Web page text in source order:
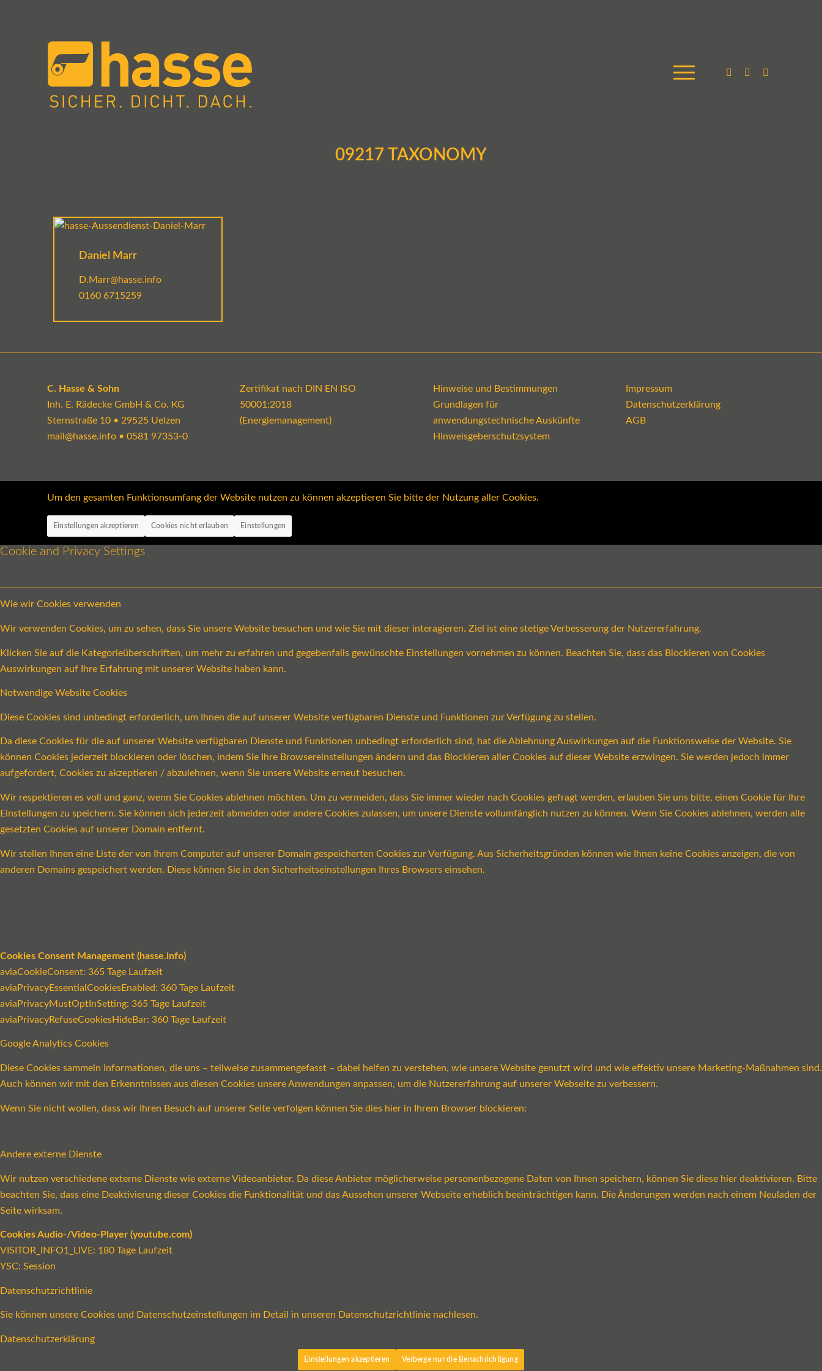
09217 TAXONOMY
Daniel Marr
D.Marr@hasse.info
0160 6715259
C. Hasse & Sohn
Inh. E. Rädecke GmbH & Co. KG
Sternstraße 10 • 29525 Uelzen
mail@hasse.info• 0581 97353-0
Zertifikat nach DIN EN ISO
50001:2018
(Energiemanagement)
Hinweise und Bestimmungen
Grundlagen für
anwendungstechnische Auskünfte
Hinweisgeberschutzsystem
Impressum
Datenschutzerklärung
AGB
Um den gesamten Funktionsumfang der Website nutzen zu können akzeptieren Sie bitte der Nutzung aller Cookies.
Einstellungen akzeptieren Cookies nicht erlauben Einstellungen
Cookie and Privacy Settings
Wie wir Cookies verwenden
Wir verwenden Cookies, um zu sehen, dass Sie unsere Website besuchen und wie Sie mit dieser interagieren. Ziel ist eine stetige Verbesserung der Nutzererfahrung.
Klicken Sie auf die Kategorieüberschriften, um mehr zu erfahren und gegebenfalls gewünschte Einstellungen vornehmen zu können. Beachten Sie, dass das Blockieren von Cookies
Auswirkungen auf Ihre Erfahrung mit unserer Website haben kann.
Notwendige Website Cookies
Diese Cookies sind unbedingt erforderlich, um Ihnen die auf unserer Website verfügbaren Dienste und Funktionen zur Verfügung zu stellen.
Da diese Cookies für die auf unserer Website verfügbaren Dienste und Funktionen unbedingt erforderlich sind, hat die Ablehnung Auswirkungen auf die Funktionsweise der Website. Sie
können Cookies jederzeit blockieren oder löschen, indem Sie Ihre Browsereinstellungen ändern und das Blockieren aller Cookies auf dieser Website erzwingen. Sie werden jedoch immer
aufgefordert, Cookies zu akzeptieren / abzulehnen, wenn Sie unsere Website erneut besuchen.
Wir respektieren es voll und ganz, wenn Sie Cookies ablehnen möchten. Um zu vermeiden, dass Sie immer wieder nach Cookies gefragt werden, erlauben Sie uns bitte, einen Cookie für Ihre
Einstellungen zu speichern. Sie können sich jederzeit abmelden oder andere Cookies zulassen, um unsere Dienste vollumfänglich nutzen zu können. Wenn Sie Cookies ablehnen, werden alle
gesetzten Cookies auf unserer Domain entfernt.
Wir stellen Ihnen eine Liste der von Ihrem Computer auf unserer Domain gespeicherten Cookies zur Verfügung. Aus Sicherheitsgründen können wie Ihnen keine Cookies anzeigen, die von
anderen Domains gespeichert werden. Diese können Sie in den Sicherheitseinstellungen Ihres Browsers einsehen.
Cookies Consent Management (hasse.info)
aviaCookieConsent: 365 Tage Laufzeit
aviaPrivacyEssentialCookiesEnabled: 360 Tage Laufzeit
aviaPrivacyMustOptInSetting: 365 Tage Laufzeit
aviaPrivacyRefuseCookiesHideBar: 360 Tage Laufzeit
Google Analytics Cookies
Diese Cookies sammeln Informationen, die uns – teilweise zusammengefasst – dabei helfen zu verstehen, wie unsere Website genutzt wird und wie effektiv unsere Marketing-Maßnahmen sind.
Auch können wir mit den Erkenntnissen aus diesen Cookies unsere Anwendungen anpassen, um die Nutzererfahrung auf unserer Webseite zu verbessern.
Wenn Sie nicht wollen, dass wir Ihren Besuch auf unserer Seite verfolgen können Sie dies hier in Ihrem Browser blockieren:
Andere externe Dienste
Wir nutzen verschiedene externe Dienste wie externe Videoanbieter. Da diese Anbieter möglicherweise personenbezogene Daten von Ihnen speichern, können Sie diese hier deaktivieren. Bitte
beachten Sie, dass eine Deaktivierung dieser Cookies die Funktionalität und das Aussehen unserer Webseite erheblich beeinträchtigen kann. Die Änderungen werden nach einem Neuladen der
Seite wirksam.
Cookies Audio-/Video-Player (youtube.com)
VISITOR_INFO1_LIVE: 180 Tage Laufzeit
YSC: Session
Datenschutzrichtlinie
Sie können unsere Cookies und Datenschutzeinstellungen im Detail in unseren Datenschutzrichtlinie nachlesen.
Datenschutzerklärung
Einstellungen akzeptieren Verberge nur die Benachrichtigung